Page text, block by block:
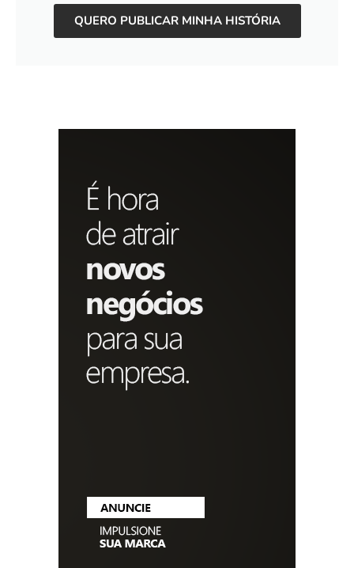
QUERO PUBLICAR MINHA HISTÓRIA